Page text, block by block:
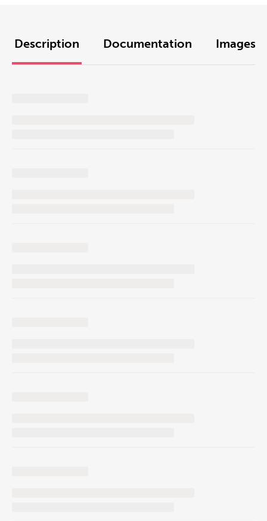
Description Documentation Images